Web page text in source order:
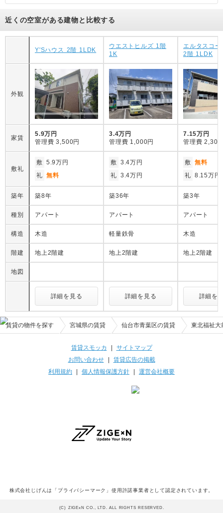
近くの空室がある建物と比較する
Y'Sハウス 2階 1LDK
ウエストヒルズ 1階
1K
エルタスコー
2階 1LDK
外観
家賃
5.9万円
管理費 3,500円
3.4万円
管理費 1,000円
7.15万円
管理費 2,300
敷礼
敷 5.9万円
礼 無料
敷 3.4万円
礼 3.4万円
敷 無料
礼 8.15万円
築年 築8年 築36年 築3年
種別 アパート アパート アパート
構造 木造 軽量鉄骨 木造
階建 地上2階建 地上2階建 地上2階建
地図
詳細を見る 詳細を見る 詳細を
賃貸の物件を探す 宮城県の賃貸 仙台市青葉区の賃貸 東北福祉大
賃貸スモッカ | サイトマップ
お問い合わせ| 賃貸広告の掲載
利用規約 | 個人情報保護方針 | 運営会社概要
株式会社じげんは「プライバシーマーク」使用許諾事業者として認定されています。
(C) ZIGExN CO., LTD. ALL RIGHTS RESERVED.